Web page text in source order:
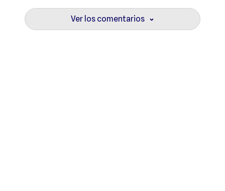
Ver los comentarios ›